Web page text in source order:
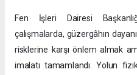
Fen İşleri Dairesi
çalışmalarda, güzergâhın
risklerine karşı önlem almak
imalatı tamamlandı. Yolun